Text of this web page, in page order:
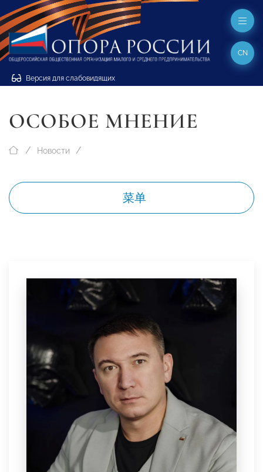
Версия для слабовидящих
CN
ОСОБОЕ МНЕНИЕ
Новости
菜单